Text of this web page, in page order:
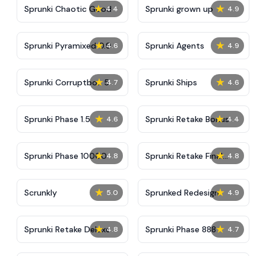
★ 4.4
Sprunki Chaotic Good ★ 4.9
Sprunki grown up
★ 4.6
Sprunki Pyramixed 0.9 ★ 4.9
Sprunki Agents
★ 4.7
Sprunki Corruptbox 5 ★ 4.6
Sprunki Ships
★ 4.6
Sprunki Phase 1.5 ★ 4.4
Sprunki Retake Bonus
★ 4.8
Sprunki Phase 10000 ★ 4.8
Sprunki Retake Final
Update
★ 5.0
Scrunkly ★ 4.9
Sprunked Redesign
★ 4.8
Sprunki Retake Deluxe ★ 4.7
Sprunki Phase 888